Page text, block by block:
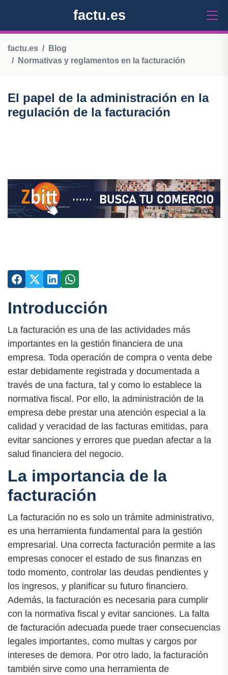
factu.es
factu.es
Blog
Normativas y reglamentos en la facturación
El papel de la administración en la
regulación de la facturación
Introducción
La facturación es una de las actividades más
importantes en la gestión financiera de una
empresa. Toda operación de compra o venta debe
estar debidamente registrada y documentada a
través de una factura, tal y como lo establece la
normativa fiscal. Por ello, la administración de la
empresa debe prestar una atención especial a la
calidad y veracidad de las facturas emitidas, para
evitar sanciones y errores que puedan afectar a la
salud financiera del negocio.
La importancia de la
facturación
La facturación no es solo un trámite administrativo,
es una herramienta fundamental para la gestión
empresarial. Una correcta facturación permite a las
empresas conocer el estado de sus finanzas en
todo momento, controlar las deudas pendientes y
los ingresos, y planificar su futuro financiero.
Además, la facturación es necesaria para cumplir
con la normativa fiscal y evitar sanciones. La falta
de facturación adecuada puede traer consecuencias
legales importantes, como multas y cargos por
intereses de demora. Por otro lado, la facturación
también sirve como una herramienta de